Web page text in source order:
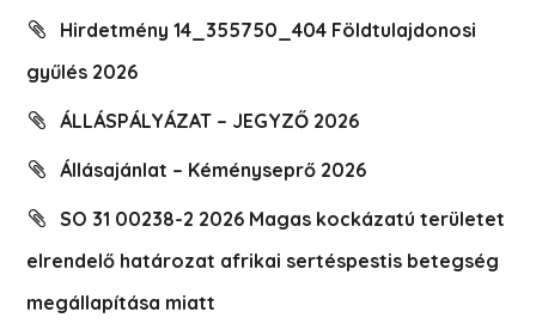
Hirdetmény 14_355750_404 Földtulajdonosi
gyűlés 2026
ÁLLÁSPÁLYÁZAT – JEGYZŐ 2026
Állásajánlat – Kéményseprő 2026
SO 31 00238-2 2026 Magas kockázatú területet
elrendelő határozat afrikai sertéspestis betegség
megállapítása miatt